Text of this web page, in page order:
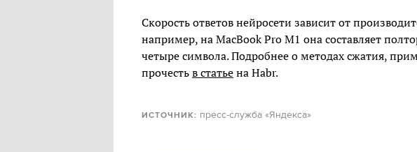
Скорость ответов нейросети зависит от
например, на MacBook Pro M1 она составляет
четыре символа. Подробнее о методах сжатия,
прочестьв статьена Habr.
ИСТОЧНИК: пресс-служба «Яндекса»